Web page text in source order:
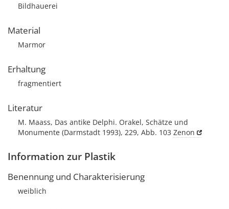
Bildhauerei
Material
Marmor
Erhaltung
fragmentiert
Literatur
M. Maass, Das antike Delphi. Orakel, Schätze und
Monumente (Darmstadt 1993), 229, Abb. 103 Zenon
Information zur Plastik
Benennung und Charakterisierung
weiblich